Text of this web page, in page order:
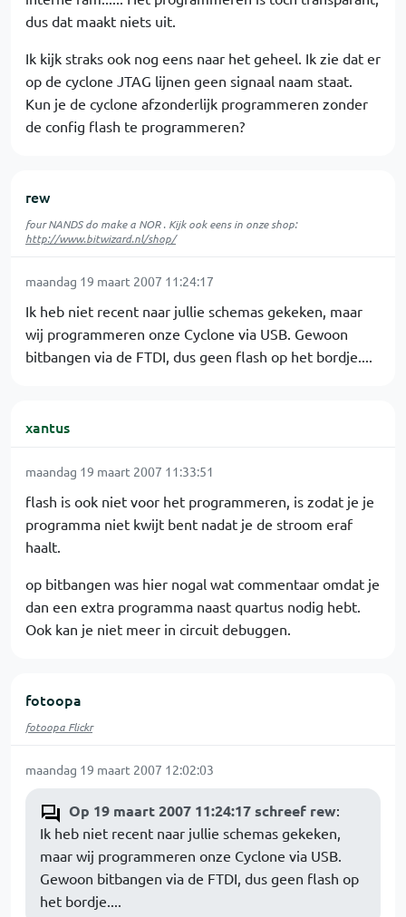
dus dat maakt niets uit.
Ik kijk straks ook nog eens naar het geheel. Ik zie dat er
op de cyclone JTAG lijnen geen signaal naam staat.
Kun je de cyclone afzonderlijk programmeren zonder
de config flash te programmeren?
rew
four NANDS do make a NOR . Kijk ook eens in onze shop:
http://www.bitwizard.nl/shop/
maandag 19 maart 2007 11:24:17
Ik heb niet recent naar jullie schemas gekeken, maar
wij programmeren onze Cyclone via USB. Gewoon
bitbangen via de FTDI, dus geen flash op het bordje....
xantus
maandag 19 maart 2007 11:33:51
flash is ook niet voor het programmeren, is zodat je je
programma niet kwijt bent nadat je de stroom eraf
haalt.
op bitbangen was hier nogal wat commentaar omdat je
dan een extra programma naast quartus nodig hebt.
Ook kan je niet meer in circuit debuggen.
fotoopa
fotoopa Flickr
maandag 19 maart 2007 12:02:03
Op 19 maart 2007 11:24:17 schreef rew:
Ik heb niet recent naar jullie schemas gekeken,
maar wij programmeren onze Cyclone via USB.
Gewoon bitbangen via de FTDI, dus geen flash op
het bordje....